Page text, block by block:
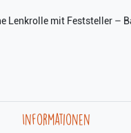
Lenkrolle mit Feststeller –
Informationen